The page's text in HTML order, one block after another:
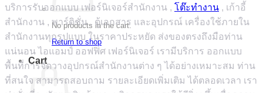
No products in the cart.
Return to shop
Cart
บริการรับออกแบบ เฟอร์นิเจอร์สำนักงาน , โต๊ะทำงาน , เก้าอี้
สำนักงาน , พาร์ติชั่น , ตู้เอกสาร และอุปกรณ์ เครื่องใช้ภายใน
สำนักงานทุกรูปแบบ ในราคาประหยัด ส่งของตรงถึงมือท่าน
แน่นอน ไอแอมป์ ออฟฟิศ เฟอร์นิเจอร์ เรามีบริการ ออกแบบ
พื้นที่การจัดวางอุปกรณ์สำนักงานต่าง ๆ ได้อย่างเหมาะสม ท่าน
ที่สนใจ สามารถสอบถาม รายละเอียดเพิ่มเติม ได้ตลอดเวลา เรา